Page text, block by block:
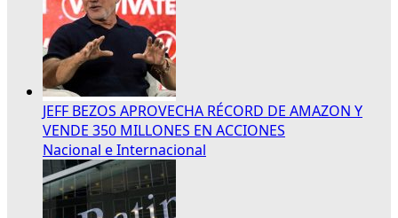
JEFF BEZOS APROVECHA RÉCORD DE AMAZON Y
VENDE 350 MILLONES EN ACCIONES
Nacional e Internacional